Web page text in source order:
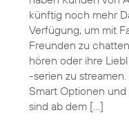
künftig noch mehr
Verfügung, um mit
Freunden zu
hören oder ihre
-serien zu
Smart Optionen
sind ab dem […]